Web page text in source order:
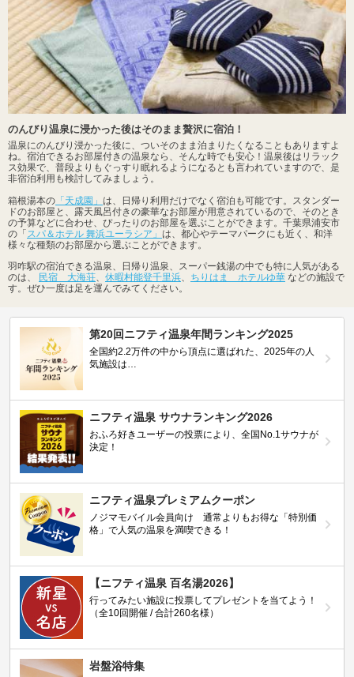
のんびり温泉に浸かった後はそのまま贅沢に宿泊！
温泉にのんびり浸かった後に、ついそのまま泊まりたくなることもありますよ
ね。宿泊できるお部屋付きの温泉なら、そんな時でも安心！温泉後はリラック
ス効果で、普段よりもぐっすり眠れるようになるとも言われていますので、是
非宿泊利用も検討してみましょう。
箱根湯本の 「天成園」 は、日帰り利用だけでなく宿泊も可能です。スタンダー
ドのお部屋と、露天風呂付きの豪華なお部屋が用意されているので、そのとき
の予算などに合わせ、ぴったりのお部屋を選ぶことができます。千葉県浦安市
の「スパ＆ホテル 舞浜ユーラシア」 は、都心やテーマパークにも近く、和洋
様々な種類のお部屋から選ぶことができます。
羽咋駅の宿泊できる温泉、日帰り温泉、スーパー銭湯の中でも特に人気がある
のは、 民宿 大海荘、 休暇村能登千里浜、 ちりはま ホテルゆ華 などの施設で
す。ぜひ一度は足を運んでみてください。
第20回ニフティ温泉年間ランキング2025
全国約2.2万件の中から頂点に選ばれた、2025年の人
気施設は…
ニフティ温泉 サウナランキング2026
おふろ好きユーザーの投票により、全国No.1サウナが
決定！
ニフティ温泉プレミアムクーポン
ノジマモバイル会員向け 通常よりもお得な「特別価
格」で人気の温泉を満喫できる！
【ニフティ温泉 百名湯2026】
行ってみたい施設に投票してプレゼントを当てよう！
（全10回開催 / 合計260名様）
岩盤浴特集